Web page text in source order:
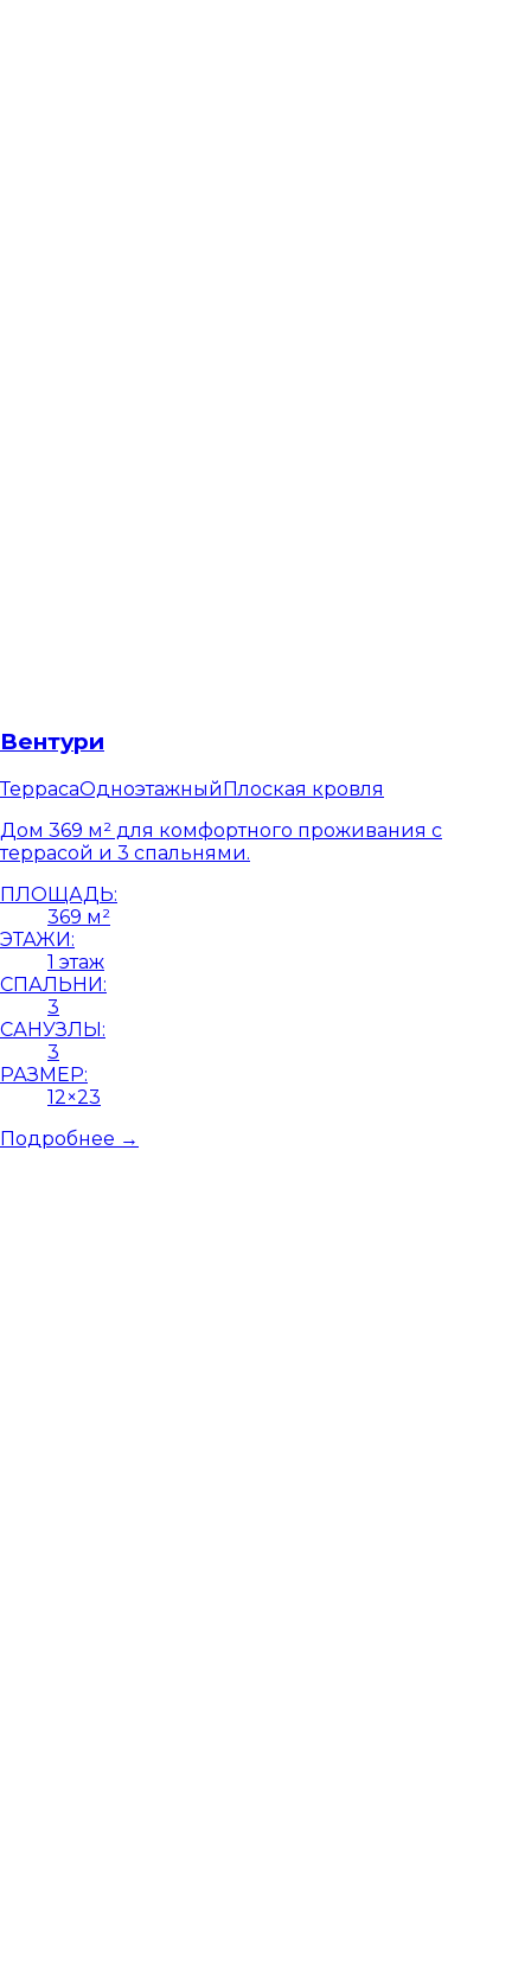
Вентури
ТеррасаОдноэтажныйПлоская кровля
Дом 369 м² для комфортного проживания с
террасой и 3 спальнями.
ПЛОЩАДЬ:
369 м²
ЭТАЖИ:
1 этаж
СПАЛЬНИ:
3
САНУЗЛЫ:
3
РАЗМЕР:
12×23
Подробнее →